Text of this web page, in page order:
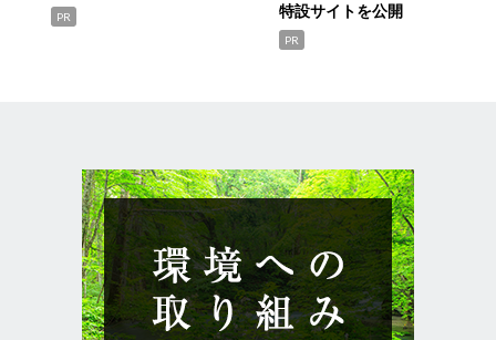
PR
特設サイトを公開
PR